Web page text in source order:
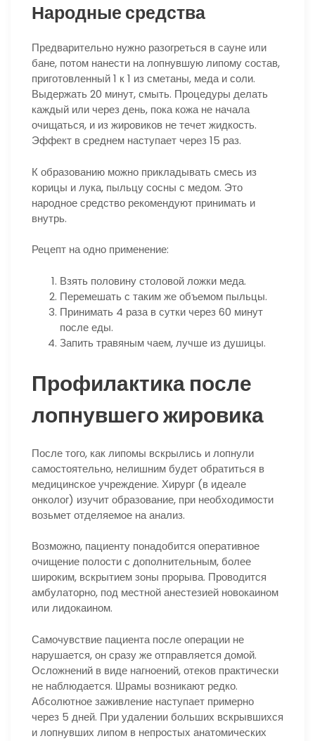
Народные средства
Предварительно нужно разогреться в сауне или
бане, потом нанести на лопнувшую липому состав,
приготовленный 1 к 1 из сметаны, меда и соли.
Выдержать 20 минут, смыть. Процедуры делать
каждый или через день, пока кожа не начала
очищаться, и из жировиков не течет жидкость.
Эффект в среднем наступает через 15 раз.
К образованию можно прикладывать смесь из
корицы и лука, пыльцу сосны с медом. Это
народное средство рекомендуют принимать и
внутрь.
Рецепт на одно применение:
Взять половину столовой ложки меда.
Перемешать с таким же объемом пыльцы.
Принимать 4 раза в сутки через 60 минут
после еды.
Запить травяным чаем, лучше из душицы.
Профилактика после
лопнувшего жировика
После того, как липомы вскрылись и лопнули
самостоятельно, нелишним будет обратиться в
медицинское учреждение. Хирург (в идеале
онколог) изучит образование, при необходимости
возьмет отделяемое на анализ.
Возможно, пациенту понадобится оперативное
очищение полости с дополнительным, более
широким, вскрытием зоны прорыва. Проводится
амбулаторно, под местной анестезией новокаином
или лидокаином.
Самочувствие пациента после операции не
нарушается, он сразу же отправляется домой.
Осложнений в виде нагноений, отеков практически
не наблюдается. Шрамы возникают редко.
Абсолютное заживление наступает примерно
через 5 дней. При удалении больших вскрывшихся
и лопнувших липом в непростых анатомических